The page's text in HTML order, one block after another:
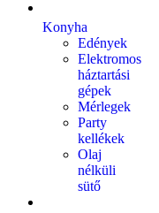
Konyha
Edények
Elektromos
háztartási
gépek
Mérlegek
Party
kellékek
Olaj
nélküli
sütő